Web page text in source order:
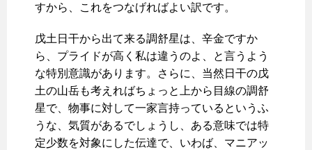
すから、これをつなげればよい訳です。
戊土日干から出て来る調舒星は、辛金ですか
ら、プライドが高く私は違うのよ、と言うよう
な特別意識があります。さらに、当然日干の戊
土の山岳も考えればちょっと上から目線の調舒
星で、物事に対して一家言持っているというふ
うな、気質があるでしょうし、ある意味では特
定少数を対象にした伝達で、いわば、マニアッ